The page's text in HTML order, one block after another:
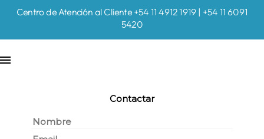
Centro de Atención al Cliente +54 11 4912 1919 | +54 11 6091
5420
Contactar